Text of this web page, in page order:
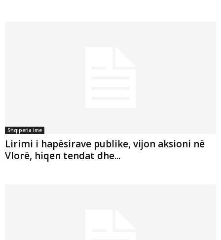
Shqiperia ime
Lirimi i hapësirave publike, vijon aksioni në
Vlorë, hiqen tendat dhe...